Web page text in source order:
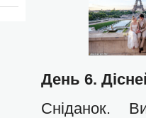
День 6.
Сніданок.